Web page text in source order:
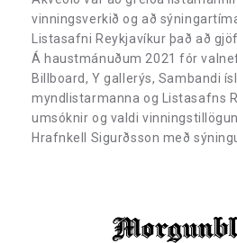
vinningsverkið og að
Listasafni Reykjavíkur það að
Á haustmánuðum 2021 fór
Billboard, Y gallerýs, Sambandi
myndlistarmanna og Listasafns
umsóknir og valdi
Hrafnkell Sigurðsson með